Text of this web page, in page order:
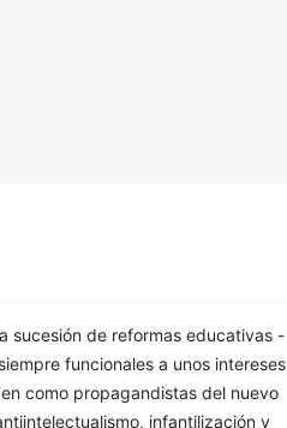
sucesión de reformas educativas -
funcionales a unos intereses
como propagandistas del nuevo
infantilización y